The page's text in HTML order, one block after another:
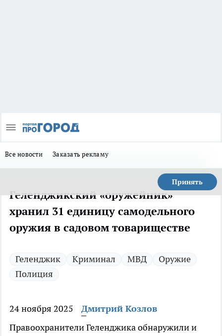
Все новости Заказать рекламу
Принять
Геленджикский «оружейник»
хранил 31 единицу самодельного
оружия в садовом товариществе
Геленджик Криминал МВД
Оружие
Полиция
24 ноября 2025
Дмитрий Козлов
Правоохранители Геленджика обнаружили и